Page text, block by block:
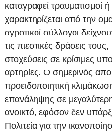
καταγραφεί τραυματισμοί
χαρακτηρίζεται από την
αγροτικοί σύλλογοι
τις πιεστικές δράσεις
στοχεύσεις σε κρίσιμες
αρτηρίες. Ο σημερινός
προειδοποιητική
επανάληψης σε
ανοικτό, εφόσον δεν
Πολιτεία για την